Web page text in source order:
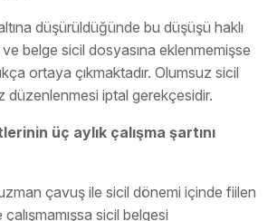
düşürüldüğünde bu düşüşü haklı
belge sicil dosyasına eklenmemişse
ortaya çıkmaktadır. Olumsuz sicil
düzenlenmesi iptal gerekçesidir.
üç aylık çalışma şartını
çavuş ile sicil dönemi içinde fiilen
sicil belgesi